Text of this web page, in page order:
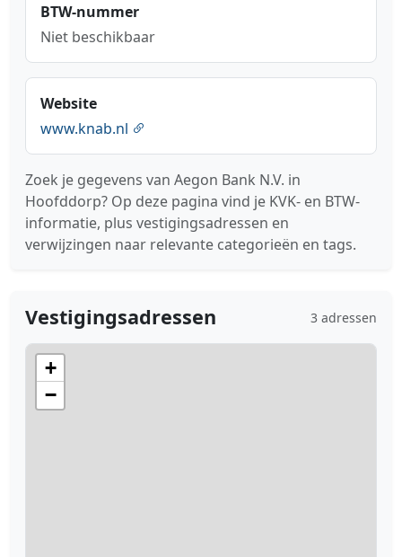
BTW-nummer
Niet beschikbaar
Website
www.knab.nl
Zoek je gegevens van Aegon Bank N.V. in
Hoofddorp? Op deze pagina vind je KVK- en BTW-
informatie, plus vestigingsadressen en
verwijzingen naar relevante categorieën en tags.
Vestigingsadressen 3 adressen
+
−